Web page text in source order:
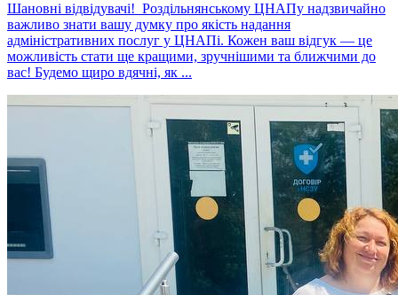
Шановні відвідувачі! Роздільнянському ЦНАПу надзвичайно
важливо знати вашу думку про якість надання
адміністративних послуг у ЦНАПі. Кожен ваш відгук — це
можливість стати ще кращими, зручнішими та ближчими до
вас! Будемо щиро вдячні, як ...